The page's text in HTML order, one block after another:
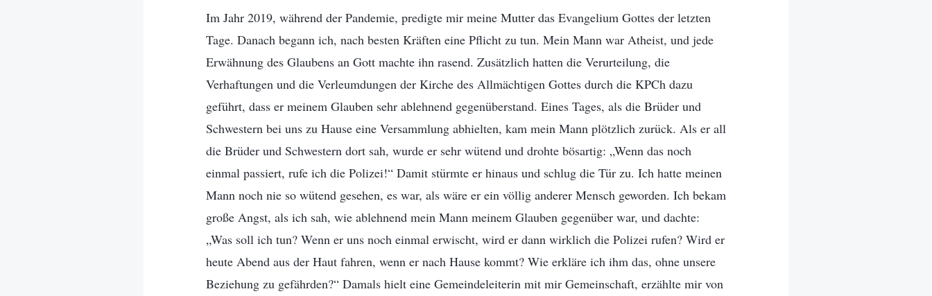
Im Jahr 2019, während der Pandemie, predigte mir meine Mutter das Evangelium Gottes der letzten
Tage. Danach begann ich, nach besten Kräften eine Pflicht zu tun. Mein Mann war Atheist, und jede
Erwähnung des Glaubens an Gott machte ihn rasend. Zusätzlich hatten die Verurteilung, die
Verhaftungen und die Verleumdungen der Kirche des Allmächtigen Gottes durch die KPCh dazu
geführt, dass er meinem Glauben sehr ablehnend gegenüberstand. Eines Tages, als die Brüder und
Schwestern bei uns zu Hause eine Versammlung abhielten, kam mein Mann plötzlich zurück. Als er all
die Brüder und Schwestern dort sah, wurde er sehr wütend und drohte bösartig: „Wenn das noch
einmal passiert, rufe ich die Polizei!“ Damit stürmte er hinaus und schlug die Tür zu. Ich hatte meinen
Mann noch nie so wütend gesehen, es war, als wäre er ein völlig anderer Mensch geworden. Ich bekam
große Angst, als ich sah, wie ablehnend mein Mann meinem Glauben gegenüber war, und dachte:
„Was soll ich tun? Wenn er uns noch einmal erwischt, wird er dann wirklich die Polizei rufen? Wird er
heute Abend aus der Haut fahren, wenn er nach Hause kommt? Wie erkläre ich ihm das, ohne unsere
Beziehung zu gefährden?“ Damals hielt eine Gemeindeleiterin mit mir Gemeinschaft, erzählte mir von